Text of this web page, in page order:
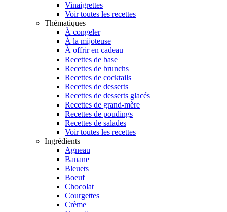
Vinaigrettes
Voir toutes les recettes
Thématiques
À congeler
À la mijoteuse
À offrir en cadeau
Recettes de base
Recettes de brunchs
Recettes de cocktails
Recettes de desserts
Recettes de desserts glacés
Recettes de grand-mère
Recettes de poudings
Recettes de salades
Voir toutes les recettes
Ingrédients
Agneau
Banane
Bleuets
Boeuf
Chocolat
Courgettes
Crème